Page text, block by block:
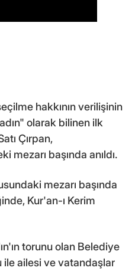
hakkının verilişinin
olarak bilinen ilk
Çırpan,
mezarı başında anıldı.
mezarı başında
Kur'an-ı Kerim
torunu olan Belediye
ile ailesi ve vatandaşlar